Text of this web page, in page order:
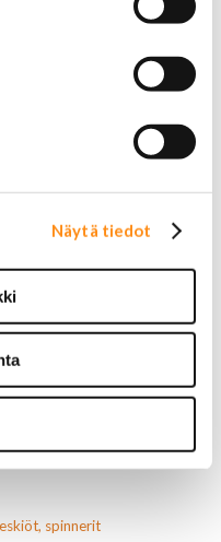
Näytä tiedot
spinnerit